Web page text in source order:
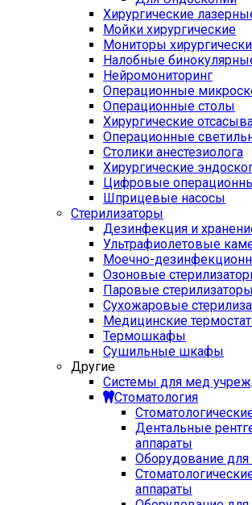
Хирургические
Мойки хирургические
Мониторы
Налобные
Нейромониторинг
Операционные
Операционные столы
Хирургические
Операционные
Столики анестезиолога
Хирургические
Цифровые
Шприцевые насосы
Стерилизаторы
Дезинфекция и
Ультрафиолетовые
Моечно-
Озоновые
Паровые стерилизаторы
Сухожаровые
Медицинские
Термошкафы
Сушильные шкафы
Другие
Системы для мед
Стоматология
Дентальные
аппараты
Оборудование для
аппараты